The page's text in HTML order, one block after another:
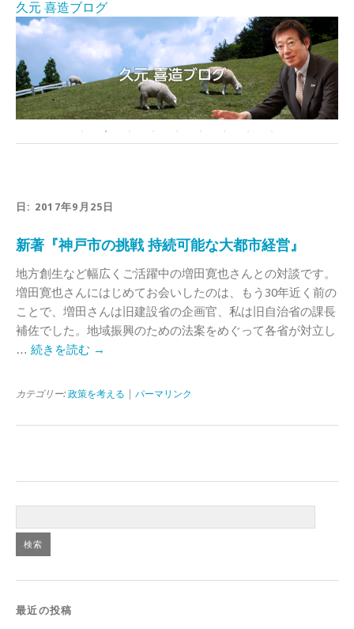
久元 喜造ブログ
日: 2017年9月25日
新著『神戸市の挑戦 持続可能な大都市経営』
地方創生など幅広くご活躍中の増田寛也さんとの対談です。
増田寛也さんにはじめてお会いしたのは、もう30年近く前の
ことで、増田さんは旧建設省の企画官、私は旧自治省の課長
補佐でした。地域振興のための法案をめぐって各省が対立し
… 続きを読む →
カテゴリー: 政策を考える パーマリンク
最近の投稿